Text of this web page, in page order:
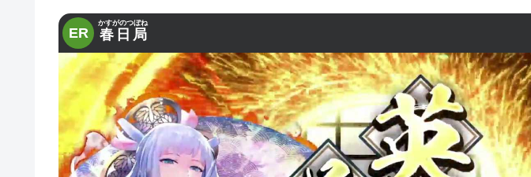
ER 春日局
かすがのつぼね